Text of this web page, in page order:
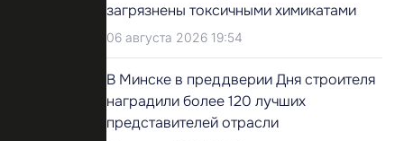
загрязнены токсичными химикатами
06 августа 2026 19:54
В Минске в преддверии Дня строителя
наградили более 120 лучших
представителей отрасли